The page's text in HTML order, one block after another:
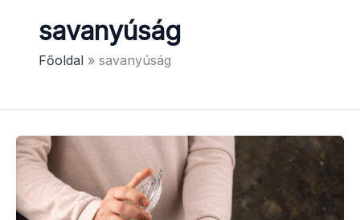
savanyúság
Főoldal savanyúság